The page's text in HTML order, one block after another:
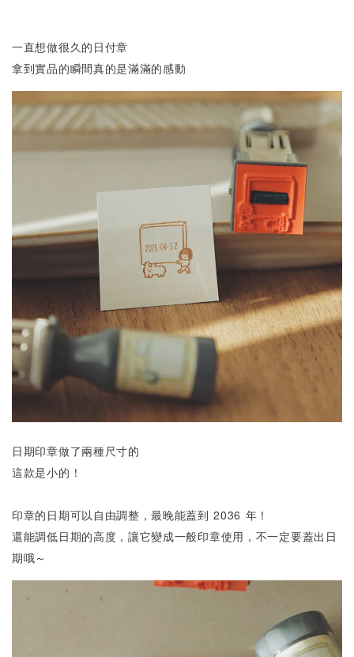
一直想做很久的日付章
拿到實品的瞬間真的是滿滿的感動
日期印章做了兩種尺寸的
這款是小的！
印章的日期可以自由調整，最晚能蓋到 2036 年！
還能調低日期的高度，讓它變成一般印章使用，不一定要蓋出日
期哦～